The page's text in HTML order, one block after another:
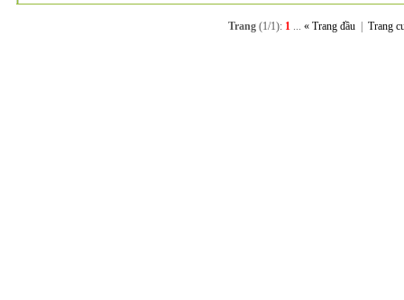
Trang (1/1):1 ... « Trang đầu Trang